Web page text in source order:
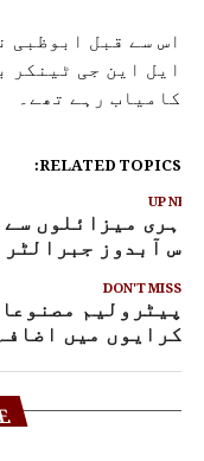
اس سے قبل ابوظبی
ایل این جی ٹینکر
کامیاب رہے تھے۔
RELATED TOPICS:
UP
میزائلوں
آبدوز
DON'T MISS
پیٹرولیم
کرایوں میں